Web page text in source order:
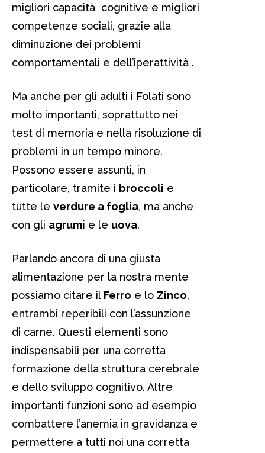
migliori capacità cognitive e migliori
competenze sociali, grazie alla
diminuzione dei problemi
comportamentali e dell’iperattività .
Ma anche per gli adulti i Folati sono
molto importanti, soprattutto nei
test di memoria e nella risoluzione di
problemi in un tempo minore.
Possono essere assunti, in
particolare, tramite i broccoli e
tutte le verdure a foglia, ma anche
con gli agrumi e le uova.
Parlando ancora di una giusta
alimentazione per la nostra mente
possiamo citare il Ferro e lo Zinco,
entrambi reperibili con l’assunzione
di carne. Questi elementi sono
indispensabili per una corretta
formazione della struttura cerebrale
e dello sviluppo cognitivo. Altre
importanti funzioni sono ad esempio
combattere l’anemia in gravidanza e
permettere a tutti noi una corretta